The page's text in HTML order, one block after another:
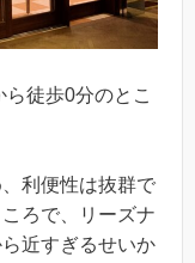
徒歩0分のとこ
利便性は抜群で
ろで、リーズナ
近すぎるせいか